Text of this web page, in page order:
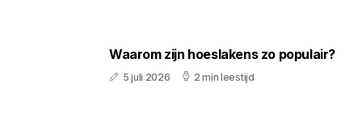
Waarom zijn hoeslakens zo populair?
5 juli 2026 2 min leestijd